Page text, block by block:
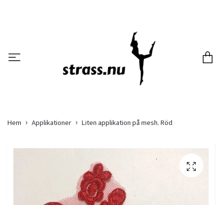
Hem Applikationer Liten applikation på mesh. Röd